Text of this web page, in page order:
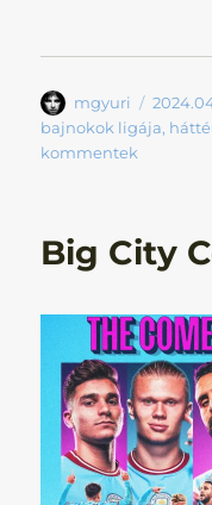
Szerző
mgyuri
bajnokok ligája,
kommentek
Big City